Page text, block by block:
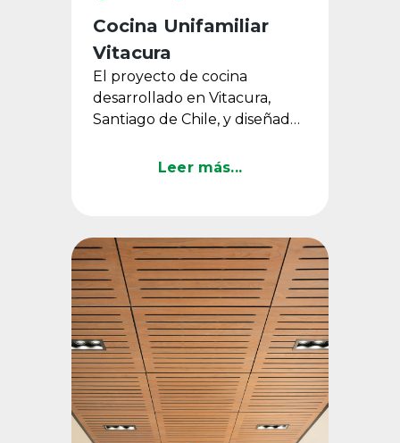
Cocina Unifamiliar
Vitacura
El proyecto de cocina
desarrollado en Vitacura,
Santiago de Chile, y diseñado
propuesta equilibrada y ...
Leer más...